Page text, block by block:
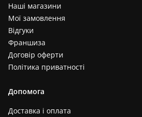
Наші магазини
Мої замовлення
Відгуки
Франшиза
Договір оферти
Політика приватності
Допомога
Доставка і оплата